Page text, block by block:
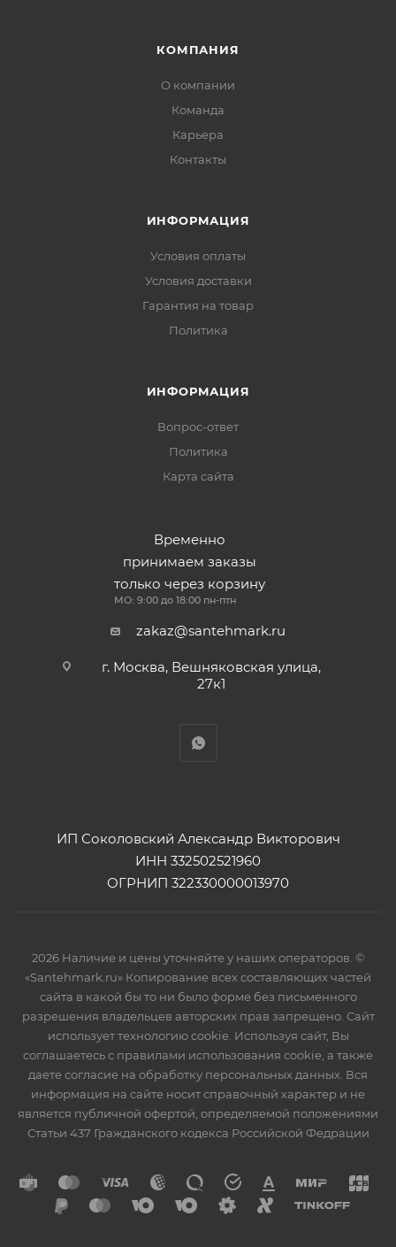
КОМПАНИЯ
О компании
Команда
Карьера
Контакты
ИНФОРМАЦИЯ
Условия оплаты
Условия доставки
Гарантия на товар
Политика
ИНФОРМАЦИЯ
Вопрос-ответ
Политика
Карта сайта
Временно
принимаем заказы
только через корзину
МО: 9:00 до 18:00 пн-птн
zakaz@santehmark.ru
г. Москва, Вешняковская улица,
27к1
ИП Соколовский Александр Викторович
ИНН 332502521960
ОГРНИП 322330000013970
2026 Наличие и цены уточняйте у наших операторов. ©
«Santehmark.ru» Копирование всех составляющих частей
сайта в какой бы то ни было форме без письменного
разрешения владельцев авторских прав запрещено. Сайт
использует технологию cookie. Используя сайт, Вы
соглашаетесь с правилами использования cookie, а также
даете согласие на обработку персональных данных. Вся
информация на сайте носит справочный характер и не
является публичной офертой, определяемой положениями
Статьи 437 Гражданского кодекса Российской Федрации